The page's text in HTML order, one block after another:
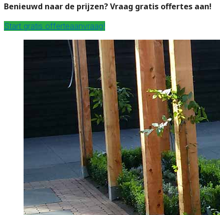
Benieuwd naar de prijzen? Vraag gratis offertes aan!
Start gratis offerteaanvraag!